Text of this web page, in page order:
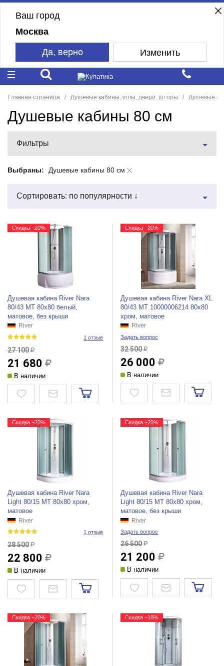
Ваш город
Москва
Да, верно Изменить
Главная страница Душевые кабины, углы, двери, шторы Душевые
Душевые кабины 80 см
Фильтры
Выбраны: Душевые кабины 80 см
Сортировать: по популярности ↓
Скидка −20%
Душевая кабина River Nara
80/43 МТ 80x80 белый,
матовое, без крыши
River
1 отзыв
27 100
21 680
В наличии
Скидка −20%
Душевая кабина River Nara XL
80/43 МТ 10000006214 80x80
хром, матовое
River
Задать вопрос
32 500
26 000
В наличии
Скидка −20%
Душевая кабина River Nara
Light 80/15 МТ 80x80 хром,
матовое
River
1 отзыв
28 500
22 800
В наличии
Скидка −20%
Душевая кабина River Nara
Light 80/15 МТ 80x80 хром,
матовое, без крыши
River
Задать вопрос
26 500
21 200
В наличии
Скидка −20% Скидка −18%